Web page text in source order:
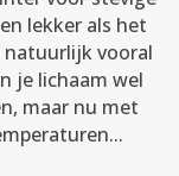
lekker als het
natuurlijk vooral
je lichaam wel
maar nu met